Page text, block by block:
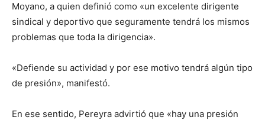
Moyano, a quien definió como «un excelente dirigente
sindical y deportivo que seguramente tendrá los mismos
problemas que toda la dirigencia».
«Defiende su actividad y por ese motivo tendrá algún tipo
de presión», manifestó.
En ese sentido, Pereyra advirtió que «hay una presión